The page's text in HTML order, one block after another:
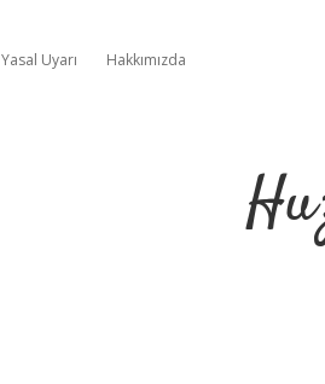
Yasal Uyarı Hakkımızda